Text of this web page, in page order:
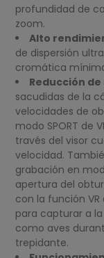
profundidad de
zoom.
Alto
de dispersión
cromática
Reducción
sacudidas de la
velocidades de
modo SPORT de
través del visor
velocidad.
grabación en
apertura del
con la función VR
para capturar a
como aves
trepidante.